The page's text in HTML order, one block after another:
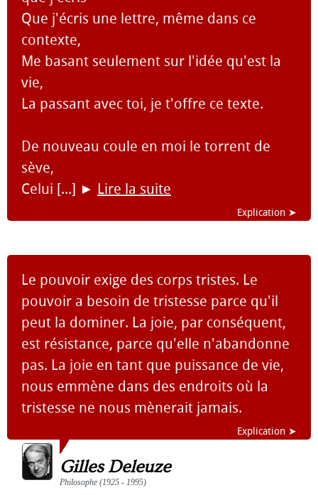
Que j'écris une lettre, même dans ce
contexte,
Me basant seulement sur l'idée qu'est la
vie,
La passant avec toi, je t'offre ce texte.
De nouveau coule en moi le torrent de
sève,
Celui [...] ► Lire la suite
Explication ➤
Le pouvoir exige des corps tristes. Le
pouvoir a besoin de tristesse parce qu'il
peut la dominer. La joie, par conséquent,
est résistance, parce qu'elle n'abandonne
pas. La joie en tant que puissance de vie,
nous emmène dans des endroits où la
tristesse ne nous mènerait jamais.
Explication ➤
Gilles Deleuze
Philosophe (1925 - 1995)